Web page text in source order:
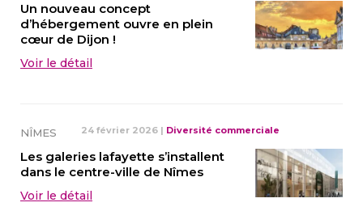
Un nouveau concept
d’hébergement ouvre en plein
cœur de Dijon !
Voir le détail
NÎMES 24 février 2026 | Diversité commerciale
Les galeries lafayette s’installent
dans le centre-ville de Nîmes
Voir le détail